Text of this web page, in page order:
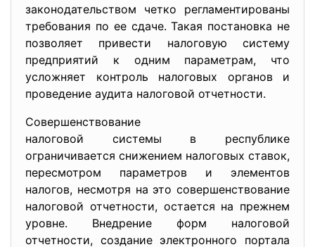
законодательством четко регламентированы
требования по ее сдаче. Такая постановка не
позволяет привести налоговую систему
предприятий к одним параметрам, что
усложняет контроль налоговых органов и
проведение аудита налоговой отчетности.
Совершенствование
налоговой системы в республике
ограничивается снижением налоговых ставок,
пересмотром параметров и элементов
налогов, несмотря на это совершенствование
налоговой отчетности, остается на прежнем
уровне. Внедрение форм налоговой
отчетности, создание электронного портала